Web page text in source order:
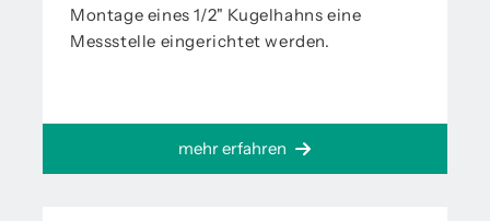
Montage eines 1/2" Kugelhahns eine
Messstelle eingerichtet werden.
mehr erfahren